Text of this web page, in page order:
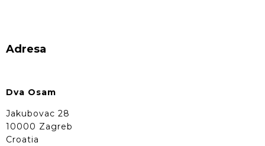
Adresa
Dva Osam
Jakubovac 28
10000 Zagreb
Croatia